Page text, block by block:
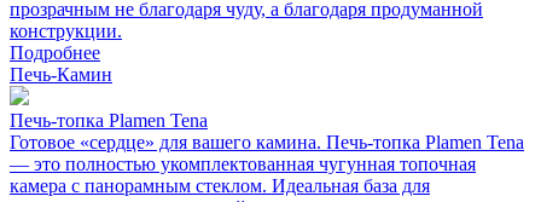
прозрачным не благодаря чуду, а благодаря продуманной
конструкции.
Подробнее
Печь-Камин
Печь-топка Plamen Tena
Готовое «сердце» для вашего камина. Печь-топка Plamen Tena
— это полностью укомплектованная чугунная топочная
камера с панорамным стеклом. Идеальная база для